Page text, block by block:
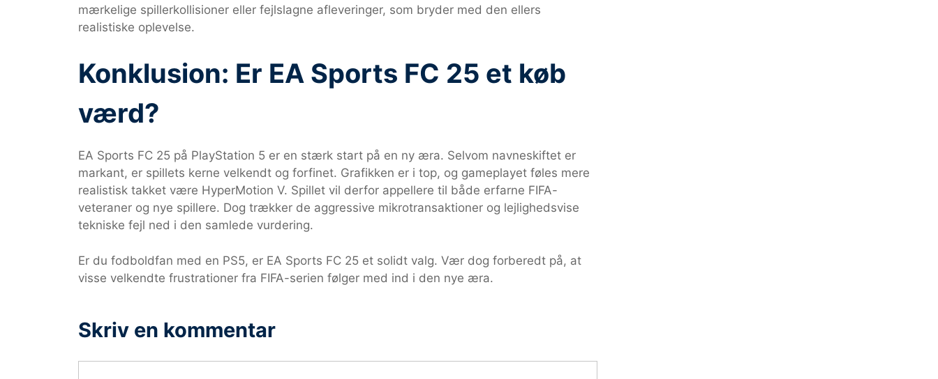
mærkelige spillerkollisioner eller fejlslagne afleveringer, som bryder med den ellers
realistiske oplevelse.
Konklusion: Er EA Sports FC 25 et køb
værd?
EA Sports FC 25 på PlayStation 5 er en stærk start på en ny æra. Selvom navneskiftet er
markant, er spillets kerne velkendt og forfinet. Grafikken er i top, og gameplayet føles mere
realistisk takket være HyperMotion V. Spillet vil derfor appellere til både erfarne FIFA-
veteraner og nye spillere. Dog trækker de aggressive mikrotransaktioner og lejlighedsvise
tekniske fejl ned i den samlede vurdering.
Er du fodboldfan med en PS5, er EA Sports FC 25 et solidt valg. Vær dog forberedt på, at
visse velkendte frustrationer fra FIFA-serien følger med ind i den nye æra.
Skriv en kommentar